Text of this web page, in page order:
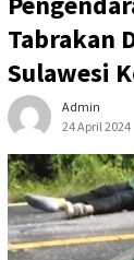
Tabrakan
Sulawesi
Admin
24 April 2024